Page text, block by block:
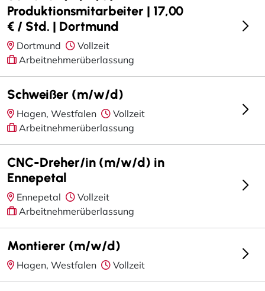
Produktionsmitarbeiter | 17,00
€ / Std. | Dortmund
Dortmund
Vollzeit
Arbeitnehmerüberlassung
Schweißer (m/w/d)
Hagen, Westfalen
Vollzeit
Arbeitnehmerüberlassung
CNC-Dreher/in (m/w/d) in
Ennepetal
Ennepetal
Vollzeit
Arbeitnehmerüberlassung
Montierer (m/w/d)
Hagen, Westfalen Vollzeit